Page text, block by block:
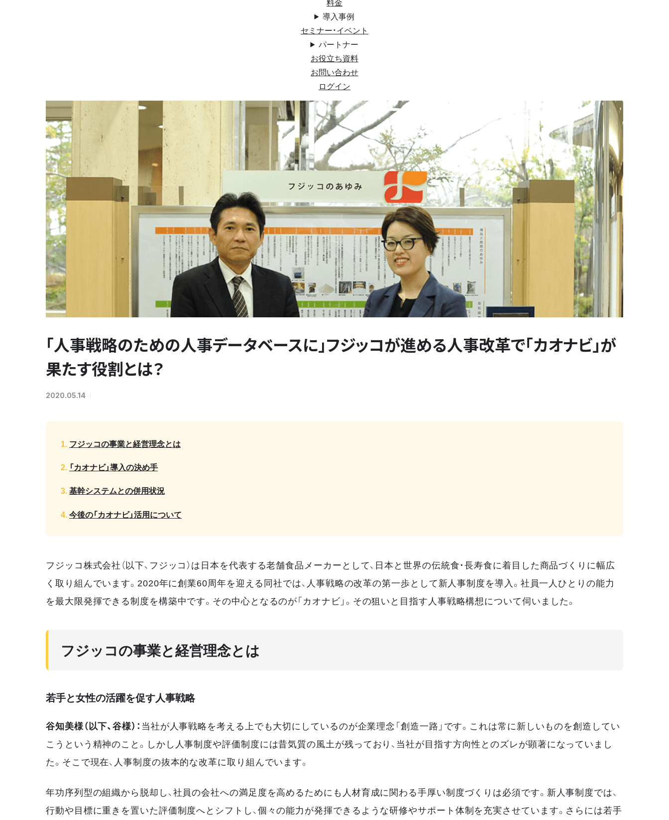
導入事例
セミナー・イベント
パートナー
お役立ち資料
お問い合わせ
ログイン
「人事戦略のための人事データベースに」フジッコが進める人事改革で「カオナビ」が
果たす役割とは？
2020.05.14
フジッコの事業と経営理念とは
「カオナビ」導入の決め手
基幹システムとの併用状況
今後の「カオナビ」活用について
フジッコ株式会社（以下、フジッコ）は日本を代表する老舗食品メーカーとして、日本と世界の伝統食・長寿食に着目した商品づくりに幅広
く取り組んでいます。2020年に創業60周年を迎える同社では、人事戦略の改革の第一歩として新人事制度を導入。社員一人ひとりの能力
を最大限発揮できる制度を構築中です。その中心となるのが「カオナビ」。その狙いと目指す人事戦略構想について伺いました。
フジッコの事業と経営理念とは
若手と女性の活躍を促す人事戦略
谷知美様（以下、谷様）：当社が人事戦略を考える上でも大切にしているのが企業理念「創造一路」です。これは常に新しいものを創造してい
こうという精神のこと。しかし人事制度や評価制度には昔気質の風土が残っており、当社が目指す方向性とのズレが顕著になっていまし
た。そこで現在、人事制度の抜本的な改革に取り組んでいます。
年功序列型の組織から脱却し、社員の会社への満足度を高めるためにも人材育成に関わる手厚い制度づくりは必須です。新人事制度では、
行動や目標に重きを置いた評価制度へとシフトし、個々の能力が発揮できるような研修やサポート体制を充実させています。さらには若手